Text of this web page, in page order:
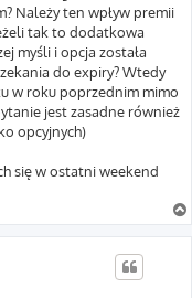
Należy ten wpływ premii
tak to dodatkowa
myśli i opcja została
do expiry? Wtedy
w roku poprzednim mimo
jest zasadne również
opcyjnych)
się w ostatni weekend